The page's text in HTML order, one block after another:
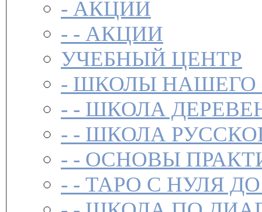
- АКЦИИ
- - АКЦИИ
УЧЕБНЫЙ ЦЕНТР
- ШКОЛЫ НАШЕГО
- - ШКОЛА
- - ШКОЛА
- - ОСНОВЫ
- - ТАРО С НУЛЯ